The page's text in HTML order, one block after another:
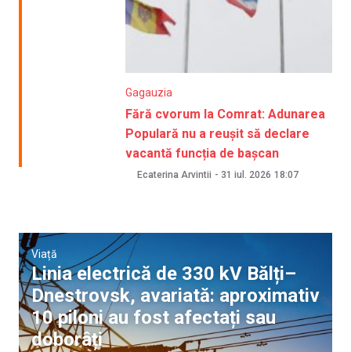
Gagauzia
Fără cvorum la Comrat: Adunarea
Populară nu a reușit să declare
vacantă funcția de bașcan
Ecaterina Arvintii - 31 iul. 2026 18:07
Viață
Linia electrică de 330 kV Bălți–
Dnestrovsk, avariată: aproximativ
10 piloni au fost afectați sau
doborâți